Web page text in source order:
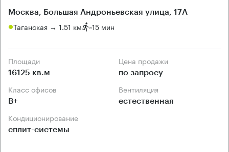
Москва, Большая Андроньевская улица, 17А
Таганская → 1.51 км ~15 мин
Площади
16125 кв.м
Цена продажи
по запросу
Класс офисов
B+
Вентиляция
естественная
Кондиционирование
сплит-системы